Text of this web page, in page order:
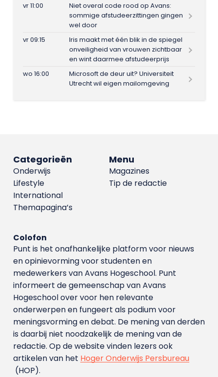
vr 11:00
Niet overal code rood op Avans:
sommige afstudeerzittingen gingen
wel door
vr 09:15
Iris maakt met één blik in de spiegel
onveiligheid van vrouwen zichtbaar
en wint daarmee afstudeerprijs
wo 16:00
Microsoft de deur uit? Universiteit
Utrecht wil eigen mailomgeving
Menu
Magazines
Tip de redactie
Categorieën
Onderwijs
Lifestyle
International
Themapagina’s
Colofon
Punt is het onafhankelijke platform voor nieuws
en opinievorming voor studenten en
medewerkers van Avans Hoge­school. Punt
informeert de gemeenschap van Avans
Hogeschool over voor hen relevante
onderwerpen en fungeert als podium voor
meningsvorming en debat. De mening van derden
is daarbij niet noodzakelijk de mening van de
redactie. Op de website vinden lezers ook
artikelen van het Hoger Onderwijs Persbureau
(HOP).